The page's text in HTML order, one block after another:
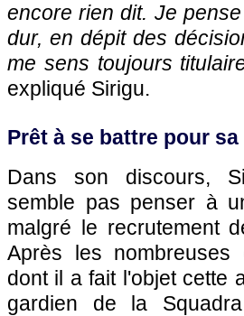
encore rien dit. Je
dur, en dépit des
me sens toujours
expliqué Sirigu.
Prêt à se battre pour sa
Dans son discours,
semble pas penser à
malgré le recrutement
Après les nombreuses
dont il a fait l'objet cette
gardien de la